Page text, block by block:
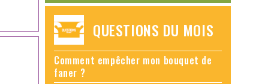
QUESTIONS DU MOIS
Comment empêcher mon bouquet de
faner ?